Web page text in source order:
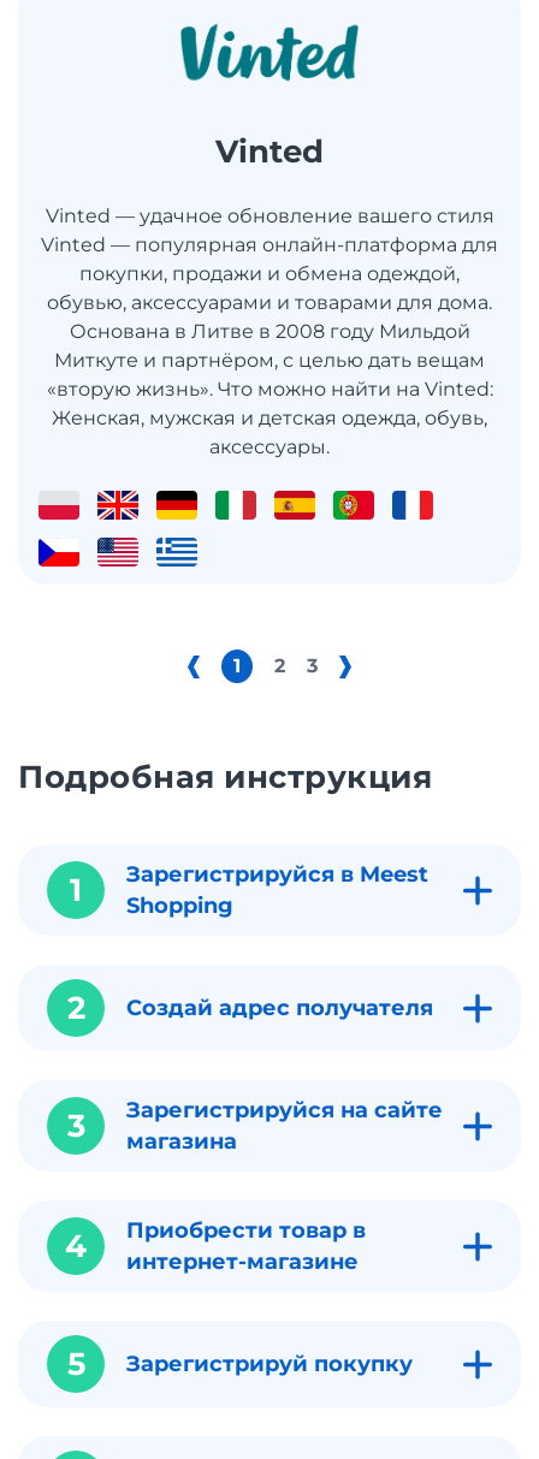
Vinted
Vinted — удачное обновление вашего стиля
Vinted — популярная онлайн-платформа для
покупки, продажи и обмена одеждой,
обувью, аксессуарами и товарами для дома.
Основана в Литве в 2008 году Мильдой
Миткуте и партнёром, с целью дать вещам
«вторую жизнь». Что можно найти на Vinted:
Женская, мужская и детская одежда, обувь,
аксессуары.
1 2 3
Подробная инструкция
1
Зарегистрируйся в Meest
Shopping
2 Создай адрес получателя
3
Зарегистрируйся на сайте
магазина
4
Приобрести товар в
интернет-магазине
5 Зарегистрируй покупку